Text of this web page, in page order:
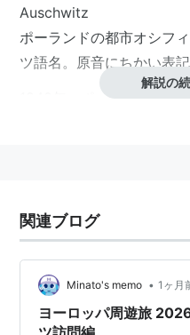
Auschwitz
ポーランドの都市オシフ
ツ語名。原音にちかい表
1940年、ポーランドを占
ここへはヨーロッパ各地
「アウシュビッツ」と
くこの収容所、そこで
多い。
解説の
関連ブログ
Minato's memo • 1ヶ月
ヨーロッパ周遊旅